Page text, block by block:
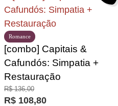
Romance
[combo] Capitais &
Cafundós: Simpatia +
Restauração
R$136,00
R$ 108,80